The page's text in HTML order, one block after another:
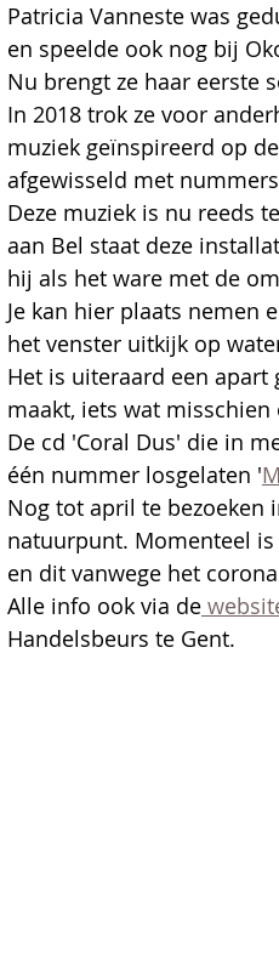
Patricia Vanneste was
en speelde ook nog bij
Nu brengt ze haar eerste
In 2018 trok ze voor
muziek geïnspireerd op
afgewisseld met
Deze muziek is nu reeds
aan Bel staat deze
hij als het ware met de
Je kan hier plaats nemen
het venster uitkijk op
Het is uiteraard een
maakt, iets wat
De cd 'Coral Dus' die in
één nummer losgelaten '
Nog tot april te bezoeken
natuurpunt. Momenteel
en dit vanwege het
Alle info ook via de
Handelsbeurs te Gent.